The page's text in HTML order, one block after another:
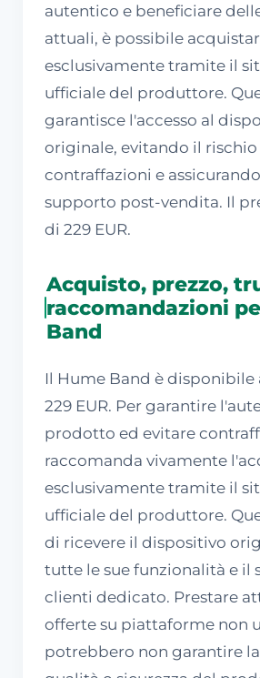
autentico e beneficiare
attuali, è possibile
esclusivamente tramite il
ufficiale del produttore.
garantisce l'accesso al
originale, evitando il rischio
contraffazioni e
supporto post-vendita. Il
di 229 EUR.
Acquisto, prezzo,
raccomandazioni
Band
Il Hume Band è disponibile
229 EUR. Per garantire
prodotto ed evitare
raccomanda vivamente
esclusivamente tramite il
ufficiale del produttore.
di ricevere il dispositivo
tutte le sue funzionalità e il
clienti dedicato. Prestare
offerte su piattaforme non
potrebbero non garantire la